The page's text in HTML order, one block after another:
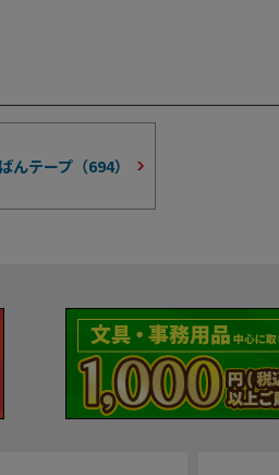
んテープ（694）